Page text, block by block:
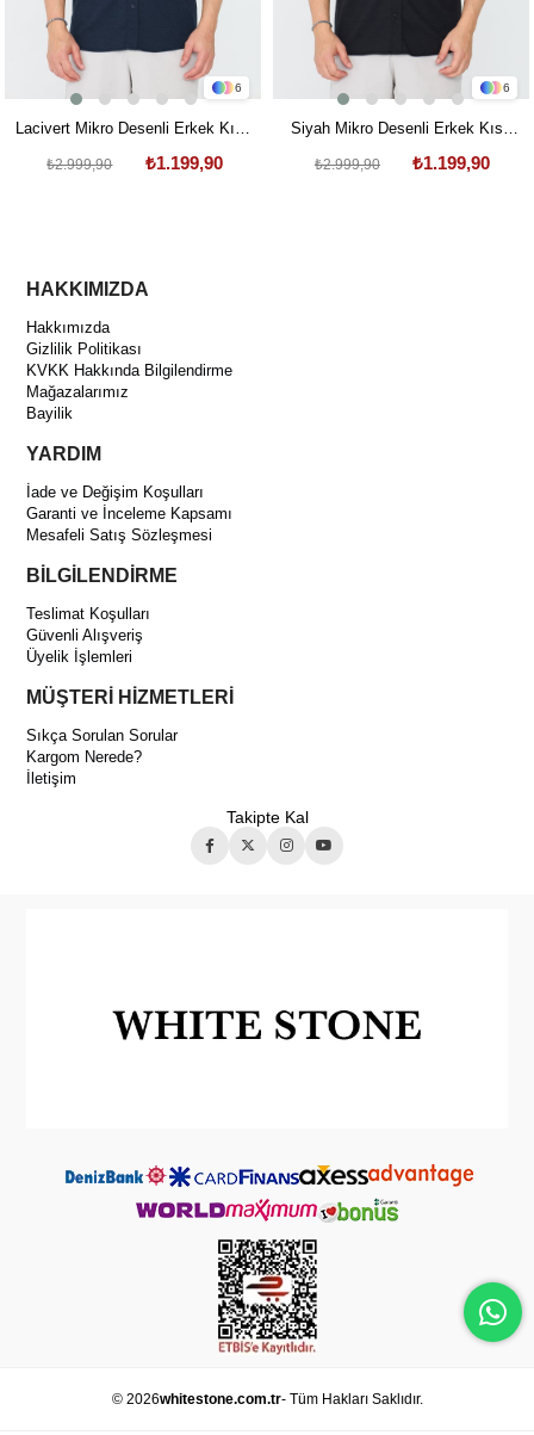
6
Lacivert Mikro Desenli Erkek Kısa
₺1.199,90
₺2.999,90
6
Siyah Mikro Desenli Erkek Kısa
₺1.199,90
₺2.999,90
HAKKIMIZDA
Hakkımızda
Gizlilik Politikası
KVKK Hakkında Bilgilendirme
Mağazalarımız
Bayilik
YARDIM
İade ve Değişim Koşulları
Garanti ve İnceleme Kapsamı
Mesafeli Satış Sözleşmesi
BİLGİLENDİRME
Teslimat Koşulları
Güvenli Alışveriş
Üyelik İşlemleri
MÜŞTERİ HİZMETLERİ
Sıkça Sorulan Sorular
Kargom Nerede?
İletişim
Takipte Kal
© 2026whitestone.com.tr- Tüm Hakları Saklıdır.